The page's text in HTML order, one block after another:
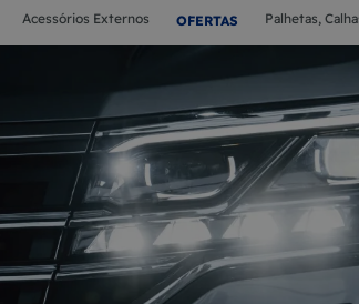
Acessórios Externos OFERTAS Palhetas,